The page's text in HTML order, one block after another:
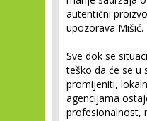
autentični
upozorava Mišić.
Sve dok se
teško da će se u
promijeniti,
agencijama
profesionalnost,